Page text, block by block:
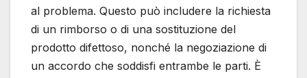
al problema. Questo può includere la richiesta
di un rimborso o di una sostituzione del
prodotto difettoso, nonché la negoziazione di
un accordo che soddisfi entrambe le parti. È